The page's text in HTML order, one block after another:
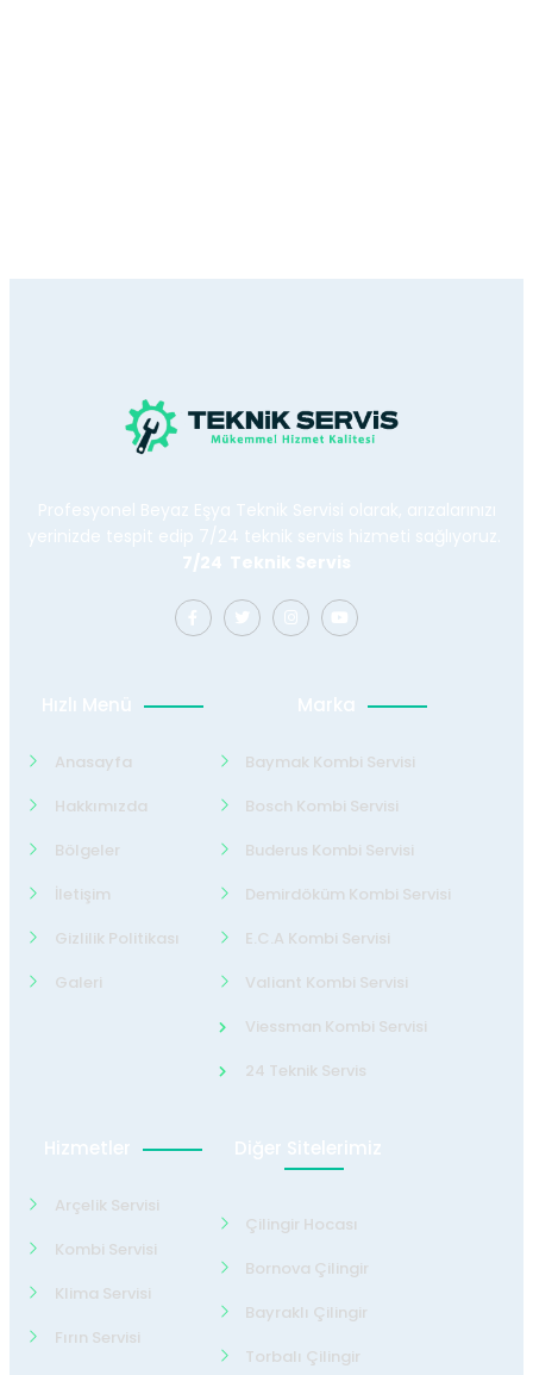
Profesyonel Beyaz Eşya Teknik Servisi olarak, arızalarınızı
yerinizde tespit edip 7/24 teknik servis hizmeti sağlıyoruz.
7/24 Teknik Servis
Hızlı Menü
Anasayfa
Hakkımızda
Bölgeler
İletişim
Gizlilik Politikası
Galeri
Marka
Baymak Kombi Servisi
Bosch Kombi Servisi
Buderus Kombi Servisi
Demirdöküm Kombi Servisi
E.C.A Kombi Servisi
Valiant Kombi Servisi
Viessman Kombi Servisi
24 Teknik Servis
Hizmetler
Arçelik Servisi
Kombi Servisi
Klima Servisi
Fırın Servisi
Diğer Sitelerimiz
Çilingir Hocası
Bornova Çilingir
Bayraklı Çilingir
Torbalı Çilingir